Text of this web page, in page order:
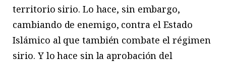
territorio sirio. Lo hace, sin embargo,
cambiando de enemigo, contra el Estado
Islámico al que también combate el régimen
sirio. Y lo hace sin la aprobación del